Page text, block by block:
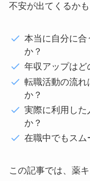
不安が出てくるかも
本当に自分に
か？
年収アップはど
転職活動の流
か？
実際に利用し
か？
在職中でもスム
この記事では、薬